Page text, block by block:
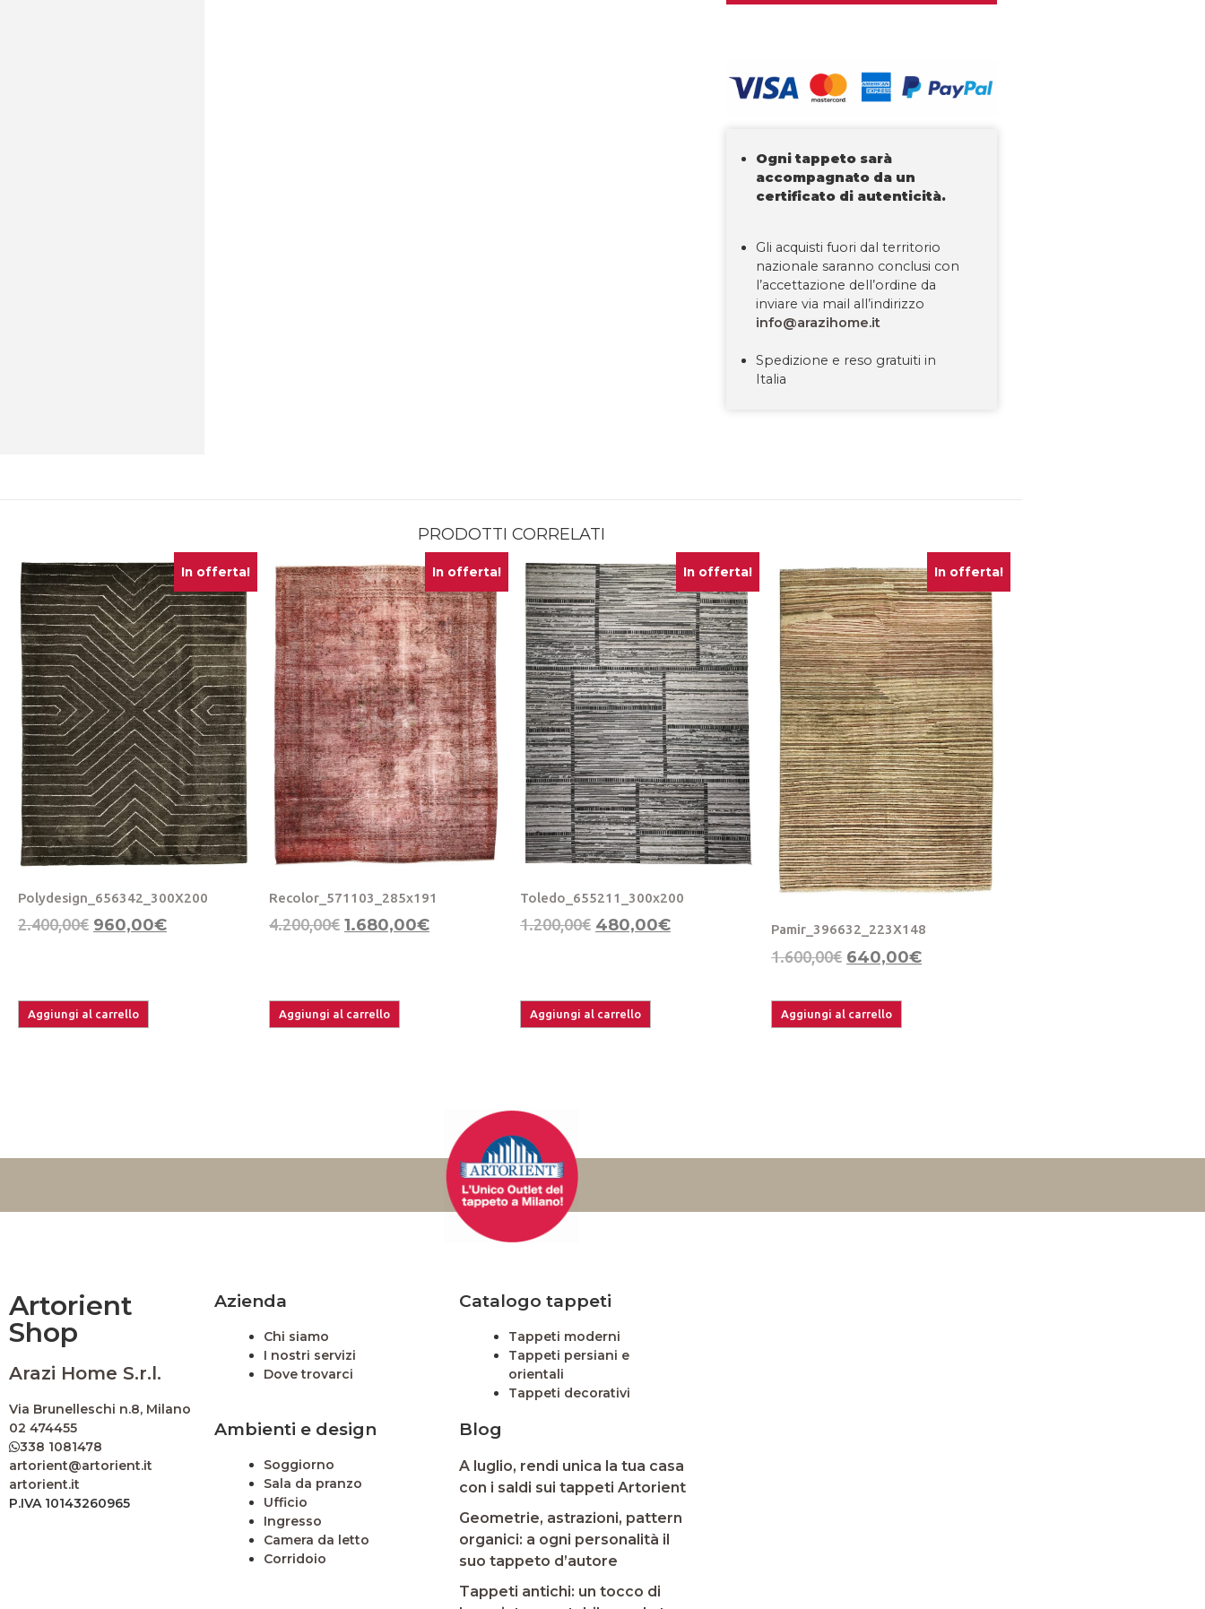
Ogni tappeto sarà
accompagnato da un
certificato di autenticità.
Gli acquisti fuori dal territorio
nazionale saranno conclusi con
l’accettazione dell’ordine da
inviare via mail all’indirizzo
info@arazihome.it
Spedizione e reso gratuiti in
Italia
PRODOTTI CORRELATI
In offerta!
Polydesign_656342_300X200
2.400,00€ 960,00€
Aggiungi al carrello
In offerta!
Recolor_571103_285x191
4.200,00€ 1.680,00€
Aggiungi al carrello
In offerta!
Toledo_655211_300x200
1.200,00€ 480,00€
Aggiungi al carrello
In offerta!
Pamir_396632_223X148
1.600,00€ 640,00€
Aggiungi al carrello
Artorient
Shop
Arazi Home S.r.l.
Via Brunelleschi n.8, Milano
02 474455
338 1081478
artorient@artorient.it
artorient.it
P.IVA 10143260965
Azienda
Chi siamo
I nostri servizi
Dove trovarci
Catalogo tappeti
Tappeti moderni
Tappeti persiani e
orientali
Tappeti decorativi
Ambienti e design
Soggiorno
Sala da pranzo
Ufficio
Ingresso
Camera da letto
Corridoio
Blog
A luglio, rendi unica la tua casa
con i saldi sui tappeti Artorient
Geometrie, astrazioni, pattern
organici: a ogni personalità il
suo tappeto d’autore
Tappeti antichi: un tocco di